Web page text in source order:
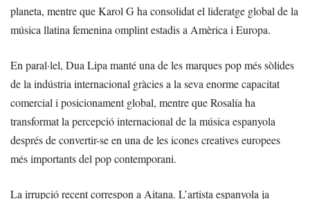
planeta, mentre que Karol G ha consolidat el lideratge global de la
música llatina femenina omplint estadis a Amèrica i Europa.
En paral·lel, Dua Lipa manté una de les marques pop més sòlides
de la indústria internacional gràcies a la seva enorme capacitat
comercial i posicionament global, mentre que Rosalía ha
transformat la percepció internacional de la música espanyola
després de convertir-se en una de les icones creatives europees
més importants del pop contemporani.
La irrupció recent correspon a Aitana. L’artista espanyola ja